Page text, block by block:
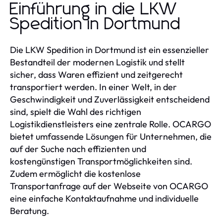
Einführung in die LKW
Spedition in Dortmund
Die LKW Spedition in Dortmund ist ein essenzieller
Bestandteil der modernen Logistik und stellt
sicher, dass Waren effizient und zeitgerecht
transportiert werden. In einer Welt, in der
Geschwindigkeit und Zuverlässigkeit entscheidend
sind, spielt die Wahl des richtigen
Logistikdienstleisters eine zentrale Rolle. OCARGO
bietet umfassende Lösungen für Unternehmen, die
auf der Suche nach effizienten und
kostengünstigen Transportmöglichkeiten sind.
Zudem ermöglicht die kostenlose
Transportanfrage auf der Webseite von OCARGO
eine einfache Kontaktaufnahme und individuelle
Beratung.